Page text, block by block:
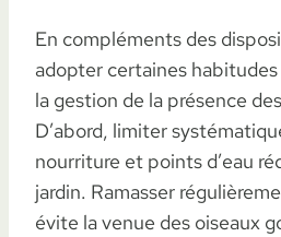
En compléments des
adopter certaines
la gestion de la présence
D’abord, limiter
nourriture et points d’eau
jardin. Ramasser
évite la venue des oiseaux